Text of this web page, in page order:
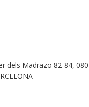
dels Madrazo 82-84,